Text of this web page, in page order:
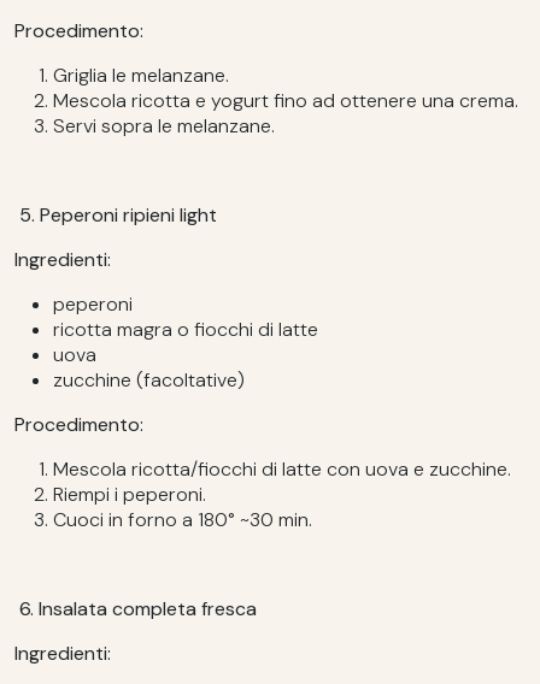
Procedimento:
Griglia le melanzane.
Mescola ricotta e yogurt fino ad ottenere una crema.
Servi sopra le melanzane.
5. Peperoni ripieni light
Ingredienti:
peperoni
ricotta magra o fiocchi di latte
uova
zucchine (facoltative)
Procedimento:
Mescola ricotta/fiocchi di latte con uova e zucchine.
Riempi i peperoni.
Cuoci in forno a 180° ~30 min.
6. Insalata completa fresca
Ingredienti: